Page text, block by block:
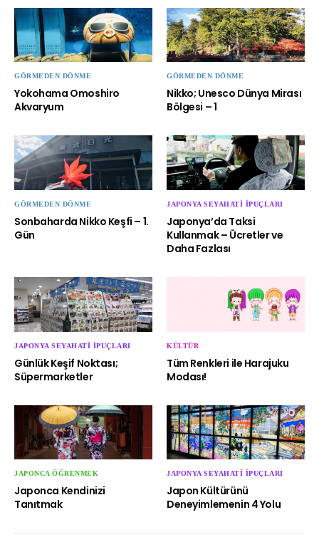
GÖRMEDEN DÖNME
Yokohama Omoshiro
Akvaryum
GÖRMEDEN DÖNME
Nikko; Unesco Dünya Mirası
Bölgesi – 1
GÖRMEDEN DÖNME
Sonbaharda Nikko Keşfi – 1.
Gün
JAPONYA SEYAHATI İPUÇLARI
Japonya’da Taksi
Kullanmak – Ücretler ve
Daha Fazlası
JAPONYA SEYAHATI İPUÇLARI
Günlük Keşif Noktası;
Süpermarketler
KÜLTÜR
Tüm Renkleri ile Harajuku
Modası!
JAPONCA ÖĞRENMEK
Japonca Kendinizi
Tanıtmak
JAPONYA SEYAHATI İPUÇLARI
Japon Kültürünü
Deneyimlemenin 4 Yolu